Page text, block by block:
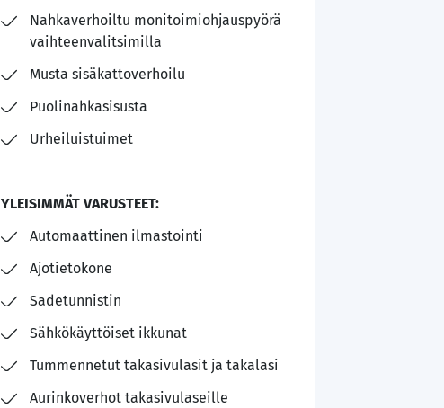
Nahkaverhoiltu monitoimiohjauspyörä
vaihteenvalitsimilla
Musta sisäkattoverhoilu
Puolinahkasisusta
Urheiluistuimet
YLEISIMMÄT VARUSTEET:
Automaattinen ilmastointi
Ajotietokone
Sadetunnistin
Sähkökäyttöiset ikkunat
Tummennetut takasivulasit ja takalasi
Aurinkoverhot takasivulaseille